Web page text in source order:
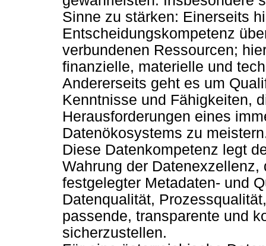
Sinne zu stärken: Einerseits
Entscheidungskompetenz
verbundenen Ressourcen;
finanzielle, materielle und
Andererseits geht es um
Kenntnisse und Fähigkeiten,
Herausforderungen eines
Datenökosystems zu
Diese Datenkompetenz legt
Wahrung der
festgelegter Metadaten- und
Datenqualität,
passende, transparente und
sicherzustellen.